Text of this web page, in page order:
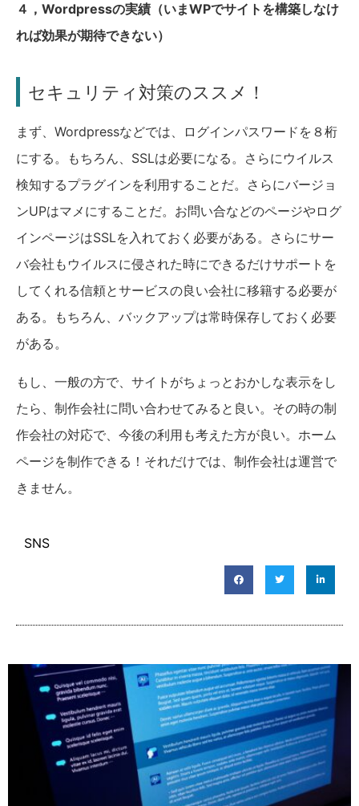
４，Wordpressの実績（いまWPでサイトを構築しなけ
れば効果が期待できない）
セキュリティ対策のススメ！
まず、Wordpressなどでは、ログインパスワードを８桁
にする。もちろん、SSLは必要になる。さらにウイルス
検知するプラグインを利用することだ。さらにバージョ
ンUPはマメにすることだ。お問い合などのページやログ
インページはSSLを入れておく必要がある。さらにサー
バ会社もウイルスに侵された時にできるだけサポートを
してくれる信頼とサービスの良い会社に移籍する必要が
ある。もちろん、バックアップは常時保存しておく必要
がある。
もし、一般の方で、サイトがちょっとおかしな表示をし
たら、制作会社に問い合わせてみると良い。その時の制
作会社の対応で、今後の利用も考えた方が良い。ホーム
ページを制作できる！それだけでは、制作会社は運営で
きません。
SNS